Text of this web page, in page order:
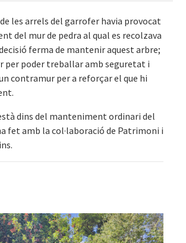
les arrels del garrofer havia provocat
del mur de pedra al qual es recolzava
ferma de mantenir aquest arbre;
per poder treballar amb seguretat i
contramur per a reforçar el que hi
dins del manteniment ordinari del
fet amb la col·laboració de Patrimoni i